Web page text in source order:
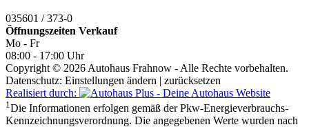
035601 / 373-0
Öffnungszeiten Verkauf
Mo - Fr
08:00 - 17:00 Uhr
Copyright © 2026 Autohaus Frahnow - Alle Rechte vorbehalten.
Datenschutz: Einstellungen ändern | zurücksetzen
Realisiert durch:
1 Die Informationen erfolgen gemäß der Pkw-Energieverbrauchs-
Kennzeichnungsverordnung. Die angegebenen Werte wurden nach